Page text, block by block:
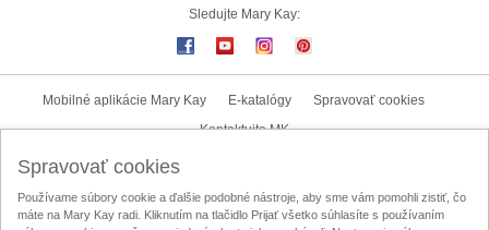
Sledujte Mary Kay:
Mobilné aplikácie Mary Kay E-katalógy
Spravovať cookies
Kontaktujte MK
Mary Kay InTouch
Lokalizátor nezávislých kozmetických poradkýň
Spravovať cookies
Používame súbory cookie a ďalšie podobné nástroje, aby sme vám pomohli zistiť, čo
máte na Mary Kay radi. Kliknutím na tlačidlo Prijať všetko súhlasíte s používaním